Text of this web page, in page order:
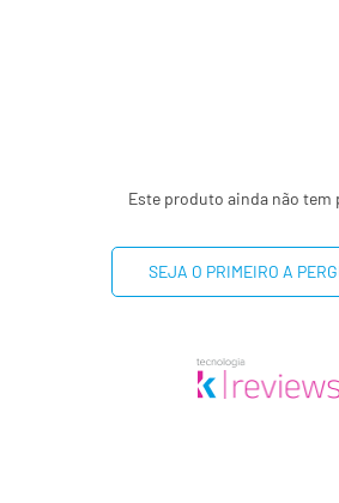
Este produto ainda não tem
SEJA O PRIMEIRO A